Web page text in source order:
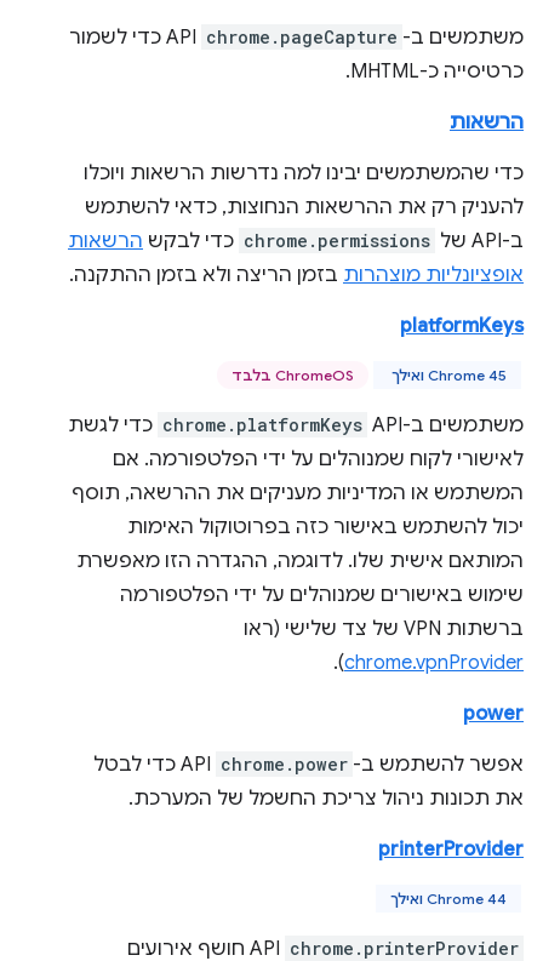
משתמשים ב- chrome.pageCapture
API כדי לשמור
כרטיסייה כ-MHTML.
הרשאות
כדי שהמשתמשים יבינו למה נדרשות הרשאות ויוכלו
להעניק רק את ההרשאות הנחוצות, כדאי להשתמש
ב-API של
chrome.permissions כדי לבקש הרשאות
אופציונליות מוצהרות בזמן הריצה ולא בזמן ההתקנה.
platformKeys
Chrome 45 ואילך ChromeOS בלבד
משתמשים ב-API‏ chrome.platformKeys כדי לגשת
לאישורי לקוח שמנוהלים על ידי הפלטפורמה. אם
המשתמש או המדיניות מעניקים את ההרשאה, תוסף
יכול להשתמש באישור כזה בפרוטוקול האימות
המותאם אישית שלו. לדוגמה, ההגדרה הזו מאפשרת
שימוש באישורים שמנוהלים על ידי הפלטפורמה
ברשתות VPN של צד שלישי (ראו
chrome.vpnProvider
).
power
אפשר להשתמש ב- chrome.power
API כדי לבטל
את תכונות ניהול צריכת החשמל של המערכת.
printerProvider
Chrome 44 ואילך
chrome.printerProvider API חושף אירועים